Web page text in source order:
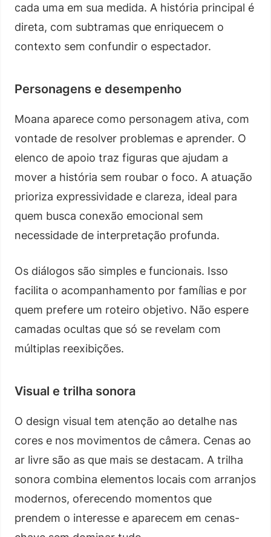
cada uma em sua medida. A história principal é
direta, com subtramas que enriquecem o
contexto sem confundir o espectador.
Personagens e desempenho
Moana aparece como personagem ativa, com
vontade de resolver problemas e aprender. O
elenco de apoio traz figuras que ajudam a
mover a história sem roubar o foco. A atuação
prioriza expressividade e clareza, ideal para
quem busca conexão emocional sem
necessidade de interpretação profunda.
Os diálogos são simples e funcionais. Isso
facilita o acompanhamento por famílias e por
quem prefere um roteiro objetivo. Não espere
camadas ocultas que só se revelam com
múltiplas reexibições.
Visual e trilha sonora
O design visual tem atenção ao detalhe nas
cores e nos movimentos de câmera. Cenas ao
ar livre são as que mais se destacam. A trilha
sonora combina elementos locais com arranjos
modernos, oferecendo momentos que
prendem o interesse e aparecem em cenas-